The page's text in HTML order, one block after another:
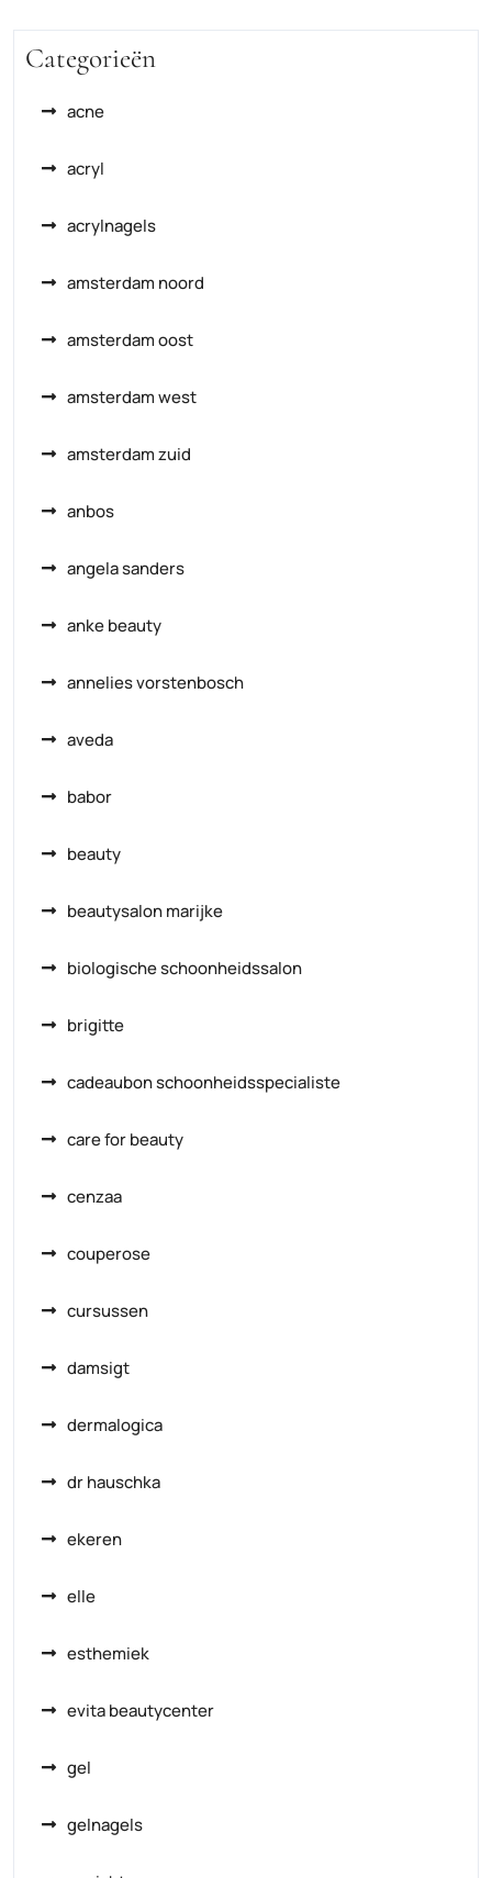
Categorieën
acne
acryl
acrylnagels
amsterdam noord
amsterdam oost
amsterdam west
amsterdam zuid
anbos
angela sanders
anke beauty
annelies vorstenbosch
aveda
babor
beauty
beautysalon marijke
biologische schoonheidssalon
brigitte
cadeaubon schoonheidsspecialiste
care for beauty
cenzaa
couperose
cursussen
damsigt
dermalogica
dr hauschka
ekeren
elle
esthemiek
evita beautycenter
gel
gelnagels